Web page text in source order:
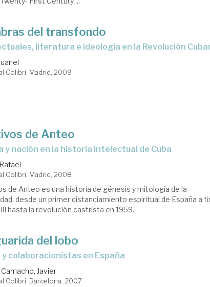
del transfondo
literatura e ideología en la Revolución
Colibri. Madrid, 2009
de Anteo
y nación en la historia intelectual de Cuba
Colibri. Madrid, 2008
de Anteo es una historia de génesis y mitología de la
desde un primer distanciamiento espiritual de España a
hasta la revolución castrista en 1959.
del lobo
y colaboracionistas en España
Camacho, Javier
Colibri. Barcelona, 2007